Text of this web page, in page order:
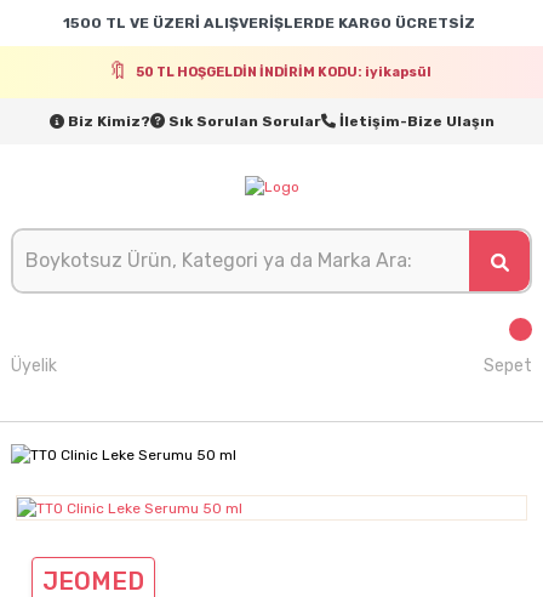
1500 TL VE ÜZERİ ALIŞVERİŞLERDE KARGO ÜCRETSİZ
50 TL HOŞGELDİN İNDİRİM KODU: iyikapsül
Biz Kimiz? Sık Sorulan Sorular İletişim-Bize Ulaşın
Üyelik Sepet
JEOMED